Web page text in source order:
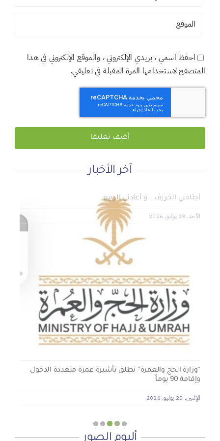
آخر الأخبار
الجمعية الخيرية للخدمات الاجتماعية بنجران تنفذ مشروعي
تأثيث المنازل وسداد الإيجارات بدعم من منصة ديم للمنح
التنموي
الأربعاء, 29 يوليو, 2026
“وزارة الحج والعمرة” تطلق تأشيرة عمرة متعددة الدخول
وإقامة 90 يوماً
الإثنين, 20 يوليو, 2026
أجتاحني الخريف .. و أعادني الربيع
الأحد, 19 يوليو, 2026
لماذا نعمل 8 ساعات؟
الجمعة, 3 يوليو, 2026
المنطقة الآمنة
الخميس, 2 يوليو, 2026
احفظ اسمي ، بريدي الإلكتروني ، والموقع الإلكتروني في هذا
المتصفح لاستخدامها المرة المقبلة في تعليقي.